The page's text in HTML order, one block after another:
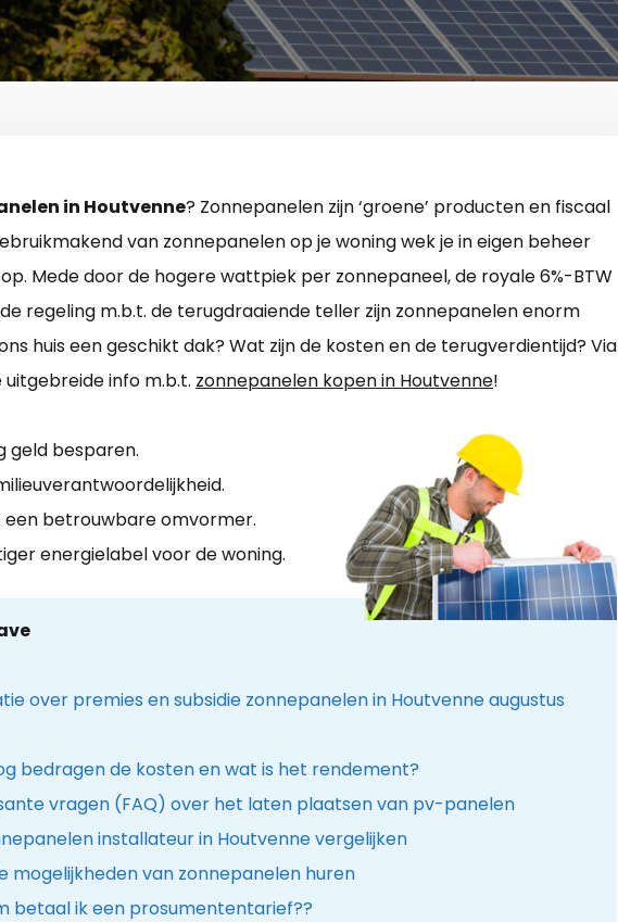
in Houtvenne? Zonnepanelen zijn ‘groene’ producten en fiscaal
van zonnepanelen op je woning wek je in eigen beheer
Mede door de hogere wattpiek per zonnepaneel, de royale 6%-BTW
regeling m.b.t. de terugdraaiende teller zijn zonnepanelen enorm
huis een geschikt dak? Wat zijn de kosten en de terugverdientijd? Via
info m.b.t. zonnepanelen kopen in Houtvenne!
geld besparen.
een betrouwbare omvormer.
energielabel voor de woning.
over premies en subsidie zonnepanelen in Houtvenne augustus
bedragen de kosten en wat is het rendement?
vragen (FAQ) over het laten plaatsen van pv-panelen
installateur in Houtvenne vergelijken
mogelijkheden van zonnepanelen huren
betaal ik een prosumententarief??